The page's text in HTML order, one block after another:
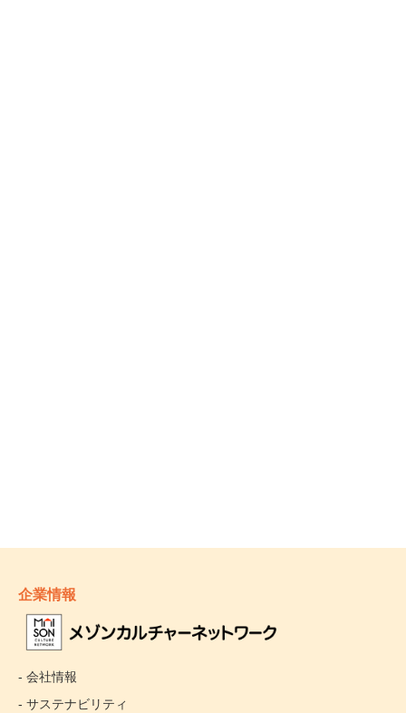
企業情報
- 会社情報
- サステナビリティ